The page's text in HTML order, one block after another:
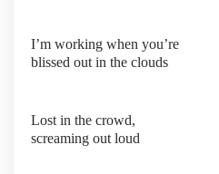
I’m working when you’re
blissed out in the clouds
Lost in the crowd,
screaming out loud